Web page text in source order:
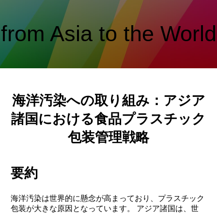
from Asia to the World
海洋汚染への取り組み：アジア
諸国における食品プラスチック
包装管理戦略
要約
海洋汚染は世界的に懸念が高まっており、プラスチック
包装が大きな原因となっています。 アジア諸国は、世